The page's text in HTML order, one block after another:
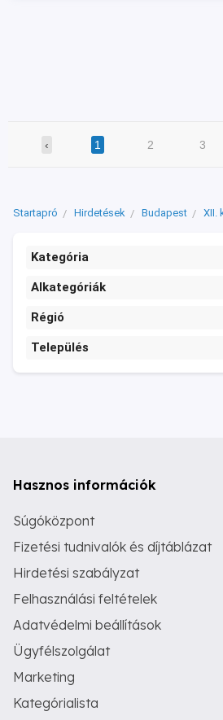
‹ 1 2 3
Startapró Hirdetések Budapest XII.
Kategória
Alkategóriák
Régió
Település
Hasznos információk
Súgóközpont
Fizetési tudnivalók és díjtáblázat
Hirdetési szabályzat
Felhasználási feltételek
Adatvédelmi beállítások
Ügyfélszolgálat
Marketing
Kategórialista